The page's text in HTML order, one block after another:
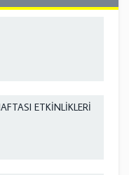
ETKİNLİKLERİ